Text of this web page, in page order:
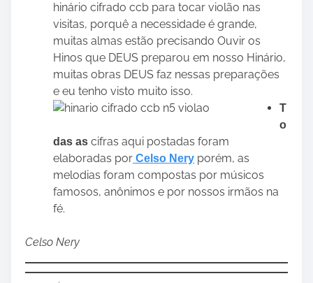
hinário cifrado ccb para tocar violão nas
visitas, porquê a necessidade é grande,
muitas almas estão precisando Ouvir os
Hinos que DEUS preparou em nosso Hinário,
muitas obras DEUS faz nessas preparações
e eu tenho visto muito isso.
T
o
das as cifras aqui postadas foram
elaboradas por Celso Nery porém, as
melodias foram compostas por músicos
famosos, anônimos e por nossos irmãos na
fé.
Celso Nery